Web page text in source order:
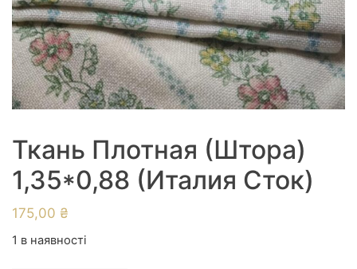
Ткань Плотная (Штора)
1,35*0,88 (Италия Сток)
175,00 ₴
1 в наявності